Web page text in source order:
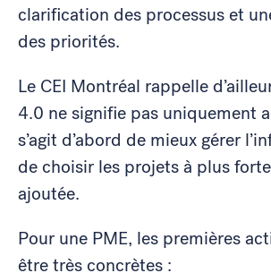
clarification des processus et
des priorités.
Le CEI Montréal rappelle
4.0 ne signifie pas uniquement
s’agit d’abord de mieux gérer
de choisir les projets à plus
ajoutée.
Pour une PME, les premières
être très concrètes :